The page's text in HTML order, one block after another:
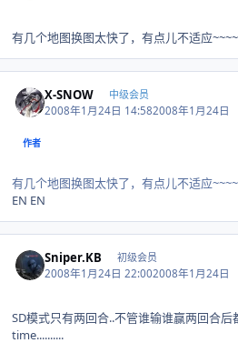
有几个地图换图太快了，有点儿不适应
X-SNOW 中级会员
2008年1月24日 14:582008年1月24日
作者
有几个地图换图太快了，有点儿不适应
EN EN
Sniper.KB 初级会员
2008年1月24日 22:002008年1月24日
SD模式只有两回合..不管谁输谁赢两回合后
time..........